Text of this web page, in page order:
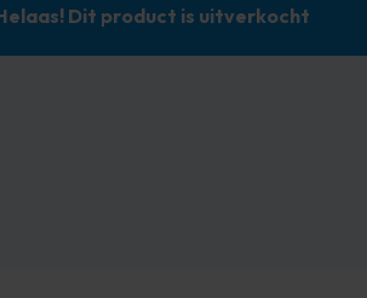
Dit product is uitverkocht